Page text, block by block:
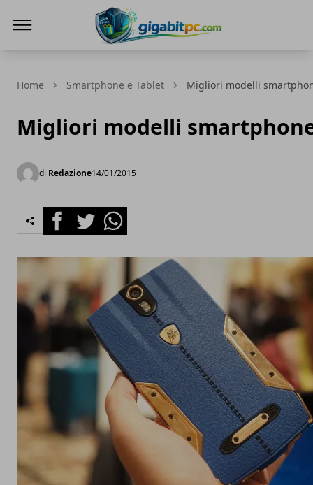
Home Smartphone e Tablet Migliori modelli
Migliori modelli
di Redazione14/01/2015
FacebookTwitterWhatsapp